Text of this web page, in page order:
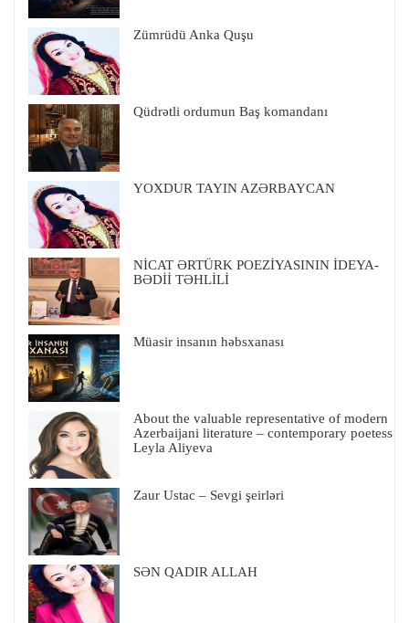
Zümrüdü Anka Quşu
Qüdrətli ordumun Baş komandanı
YOXDUR TAYIN AZƏRBAYCAN
NİCAT ƏRTÜRK POEZİYASININ İDEYA-
BƏDİİ TƏHLİLİ
Müasir insanın həbsxanası
About the valuable representative of modern
Azerbaijani literature – contemporary poetess
Leyla Aliyeva
Zaur Ustac – Sevgi şeirləri
SƏN QADIR ALLAH